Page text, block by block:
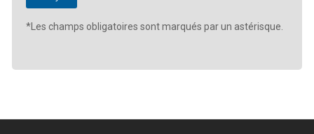
*Les champs obligatoires sont marqués par un astérisque.